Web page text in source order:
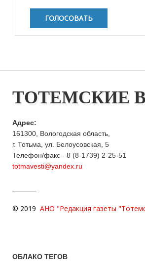
ТОТЕМСКИЕ
Адрес:
161300, Вологодская область,
г. Тотьма, ул. Белоусовская, 5
Телефон/факс - 8 (8-1739) 2-25-51
totmavesti@yandex.ru
© 2019 АНО "Редакция газеты
ОБЛАКО ТЕГОВ